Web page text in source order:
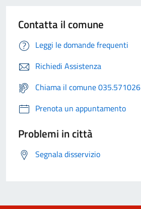
Contatta il comune
Leggi le domande frequenti
Richiedi Assistenza
Chiama il comune 035.571026
Prenota un appuntamento
Problemi in città
Segnala disservizio